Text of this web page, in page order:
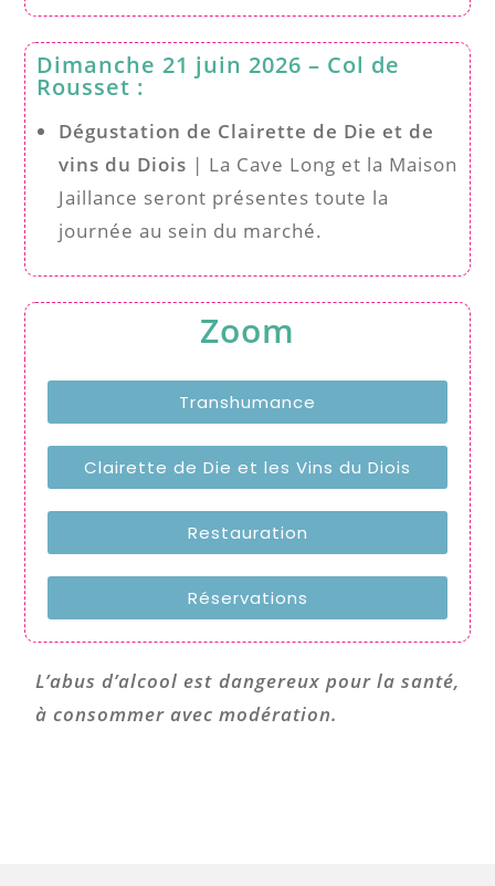
Dimanche 21 juin 2026 – Col de
Rousset :
Dégustation de Clairette de Die et de
vins du Diois | La Cave Long et la Maison
Jaillance seront présentes toute la
journée au sein du marché.
Zoom
Transhumance
Clairette de Die et les Vins du Diois
Restauration
Réservations
L’abus d’alcool est dangereux pour la santé,
à consommer avec modération.